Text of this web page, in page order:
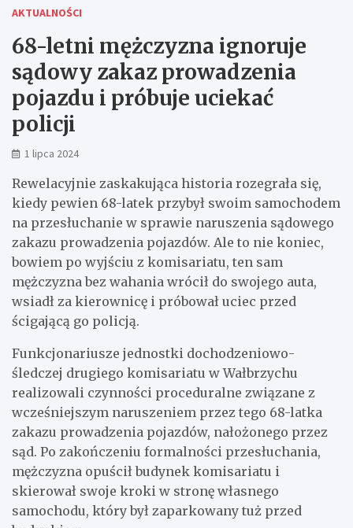
AKTUALNOŚCI
68-letni mężczyzna ignoruje
sądowy zakaz prowadzenia
pojazdu i próbuje uciekać
policji
1 lipca 2024
Rewelacyjnie zaskakująca historia rozegrała się,
kiedy pewien 68-latek przybył swoim samochodem
na przesłuchanie w sprawie naruszenia sądowego
zakazu prowadzenia pojazdów. Ale to nie koniec,
bowiem po wyjściu z komisariatu, ten sam
mężczyzna bez wahania wrócił do swojego auta,
wsiadł za kierownicę i próbował uciec przed
ścigającą go policją.
Funkcjonariusze jednostki dochodzeniowo-
śledczej drugiego komisariatu w Wałbrzychu
realizowali czynności proceduralne związane z
wcześniejszym naruszeniem przez tego 68-latka
zakazu prowadzenia pojazdów, nałożonego przez
sąd. Po zakończeniu formalności przesłuchania,
mężczyzna opuścił budynek komisariatu i
skierował swoje kroki w stronę własnego
samochodu, który był zaparkowany tuż przed